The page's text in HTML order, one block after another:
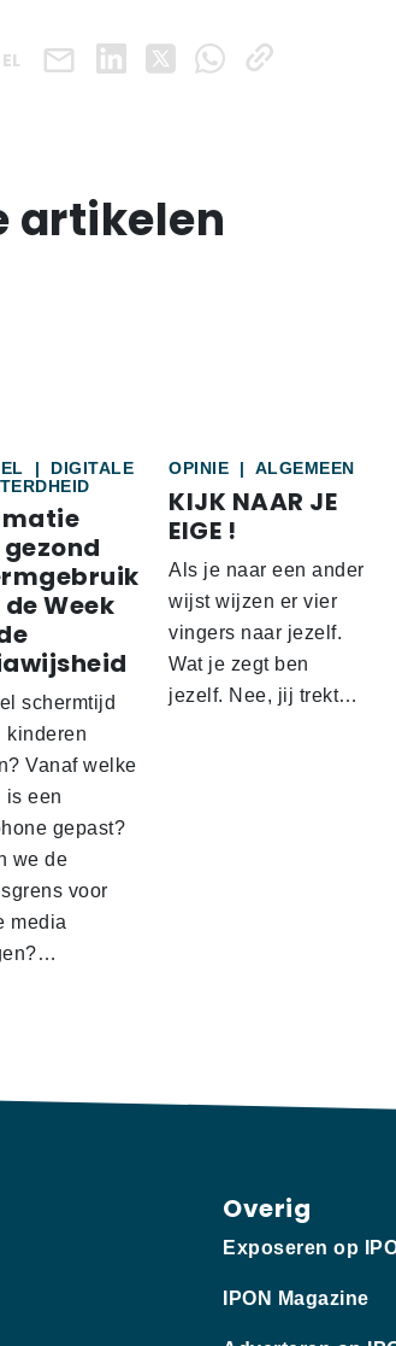
artikelen
|
DIGITALE
Week
schermtijd
kinderen
Vanaf welke
is een
gepast?
we de
voor
media
OPINIE | ALGEMEEN
KIJK NAAR JE
EIGE !
Als je naar een ander
wijst wijzen er vier
vingers naar jezelf.
Wat je zegt ben
jezelf. Nee, jij trekt…
Overig
Exposeren op
IPON Magazine